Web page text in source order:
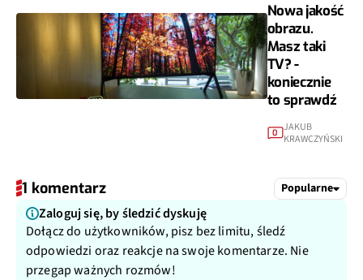
Nowa jakość
obrazu.
Masz taki
TV? -
koniecznie
to sprawdź
0 JAKUB
KRAWCZYŃSKI
1 komentarz Popularne
Zaloguj się, by śledzić dyskuję
Dołącz do użytkowników, pisz bez limitu, śledź
odpowiedzi oraz reakcje na swoje komentarze. Nie
przegap ważnych rozmów!